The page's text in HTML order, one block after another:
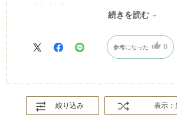
ぜひお風呂上がりに素肌にそのまま着てみて
続きを読む
参考になった 0
絞り込み 表示